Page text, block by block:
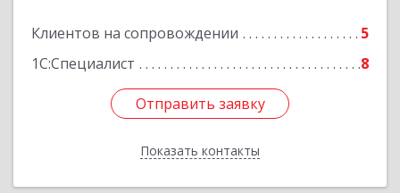
Клиентов на сопровождении
5
1С:Специалист
8
Отправить заявку
Показать контакты
Отправить заявку
Назад